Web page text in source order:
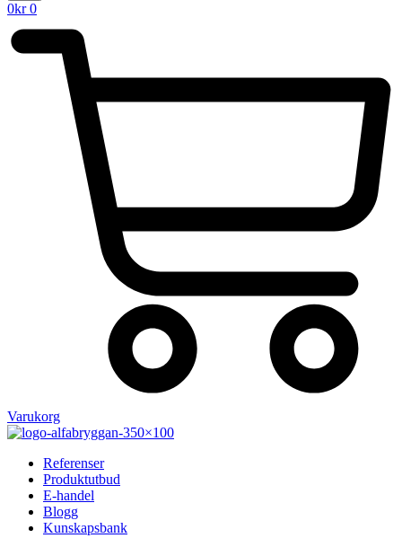
0kr 0
Varukorg
Referenser
Produktutbud
E-handel
Blogg
Kunskapsbank